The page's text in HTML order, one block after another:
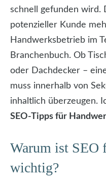
schnell gefunden wird.
potenzieller Kunde
Handwerksbetrieb im
Branchenbuch. Ob
oder Dachdecker –
muss innerhalb von
inhaltlich überzeugen.
SEO-Tipps für
Warum ist SEO
wichtig?